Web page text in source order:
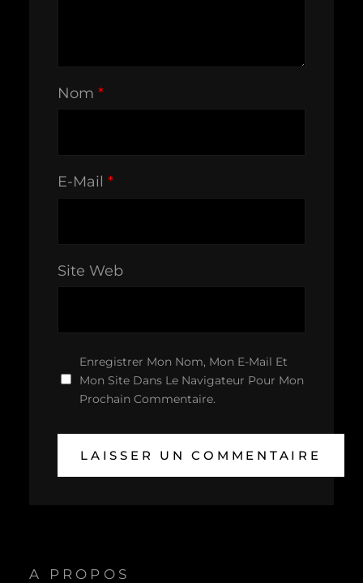
Nom *
E-Mail *
Site Web
Enregistrer Mon Nom, Mon E-Mail Et
Mon Site Dans Le Navigateur Pour Mon
Prochain Commentaire.
A PROPOS